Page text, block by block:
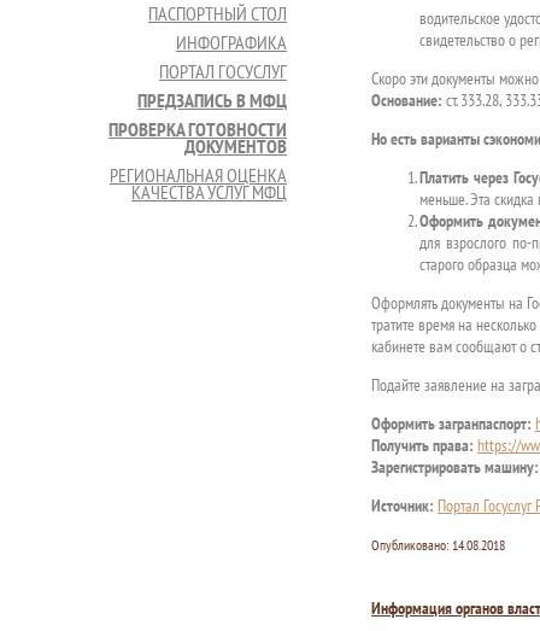
ПАСПОРТНЫЙ СТОЛ
ИНФОГРАФИКА
ПОРТАЛ ГОСУСЛУГ
ПРЕДЗАПИСЬ В МФЦ
ПРОВЕРКА ГОТОВНОСТИ
ДОКУМЕНТОВ
РЕГИОНАЛЬНАЯ ОЦЕНКА
КАЧЕСТВА УСЛУГ МФЦ
водительское
свидетельство о
Скоро эти документы можно
Основание: ст. 333.28,
Но есть варианты
Платить через
меньше. Эта
Оформить
для взрослого по-
старого образца
Оформлять документы на
тратите время на
кабинете вам сообщают о
Подайте заявление на
Оформить загранпаспорт:
Получить права: https://
Зарегистрировать машину:
Источник: Портал Госуслуг
Опубликовано: 14.08.2018
Информация органов